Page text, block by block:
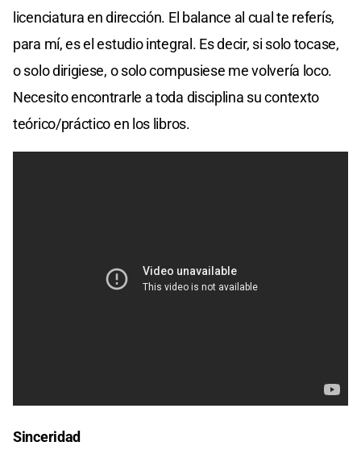
licenciatura en dirección. El balance al cual te referís,
para mí, es el estudio integral. Es decir, si solo tocase,
o solo dirigiese, o solo compusiese me volvería loco.
Necesito encontrarle a toda disciplina su contexto
teórico/práctico en los libros.
Sinceridad